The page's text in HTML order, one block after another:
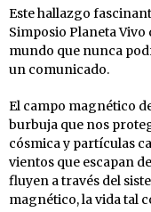
Este hallazgo
Simposio Planeta Vivo
mundo que nunca
un comunicado.
El campo magnético
burbuja que nos
cósmica y partículas
vientos que escapan
fluyen a través del
magnético, la vida tal